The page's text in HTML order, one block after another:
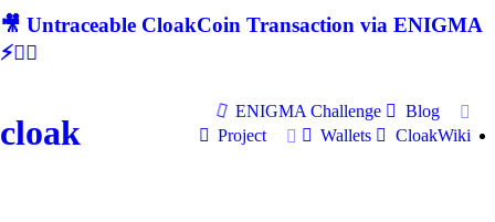
🎥 Untraceable CloakCoin Transaction via ENIGMA
⚡🕵‍♂
cloak
ENIGMA Challenge
Blog
Project
Wallets CloakWiki